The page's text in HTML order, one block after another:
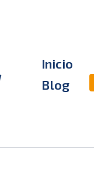
Inicio
Blog